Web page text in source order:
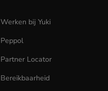
Werken bij Yuki
Peppol
Partner Locator
Bereikbaarheid